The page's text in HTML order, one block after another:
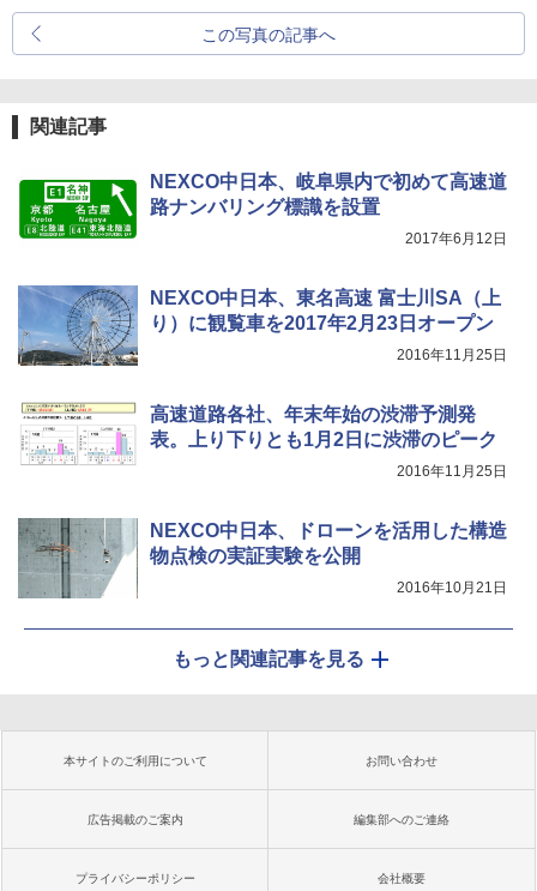
この写真の記事へ
関連記事
NEXCO中日本、岐阜県内で初めて高速道
路ナンバリング標識を設置
2017年6月12日
NEXCO中日本、東名高速 富士川SA（上
り）に観覧車を2017年2月23日オープン
2016年11月25日
高速道路各社、年末年始の渋滞予測発
表。上り下りとも1月2日に渋滞のピーク
2016年11月25日
NEXCO中日本、ドローンを活用した構造
物点検の実証実験を公開
2016年10月21日
もっと関連記事を見る
本サイトのご利用について お問い合わせ
広告掲載のご案内 編集部へのご連絡
プライバシーポリシー 会社概要